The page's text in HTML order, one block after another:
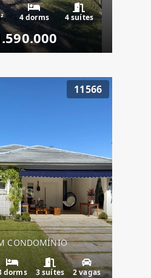
4 dorms 4 suítes
11566
CONDOMÍNIO
dorms 3 suítes 2 vagas